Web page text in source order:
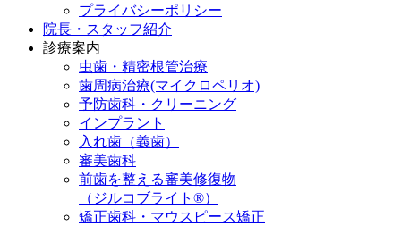
プライバシーポリシー
院長・スタッフ紹介
診療案内
虫歯・精密根管治療
歯周病治療(マイクロペリオ)
予防歯科・クリーニング
インプラント
入れ歯（義歯）
審美歯科
前歯を整える審美修復物
（ジルコブライト®）
矯正歯科・マウスピース矯正